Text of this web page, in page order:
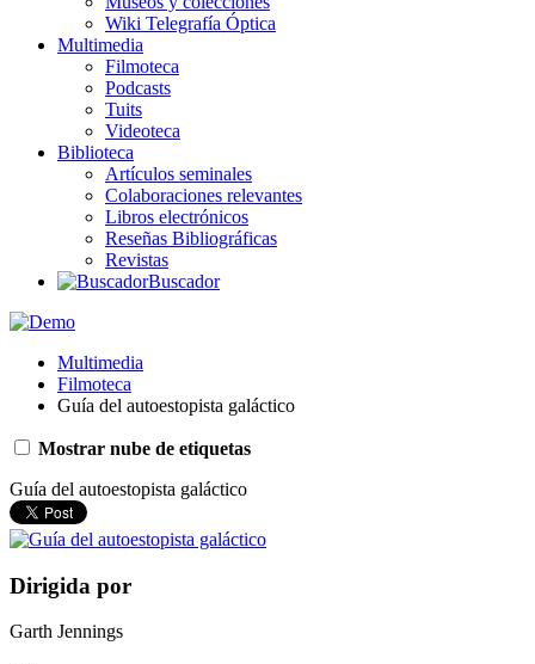
Wiki Telegrafía Óptica
Multimedia
Filmoteca
Podcasts
Tuits
Videoteca
Biblioteca
Artículos seminales
Colaboraciones relevantes
Libros electrónicos
Reseñas Bibliográficas
Revistas
Buscador
Multimedia
Filmoteca
Guía del autoestopista galáctico
Mostrar nube de etiquetas
Guía del autoestopista galáctico
Dirigida por
Garth Jennings